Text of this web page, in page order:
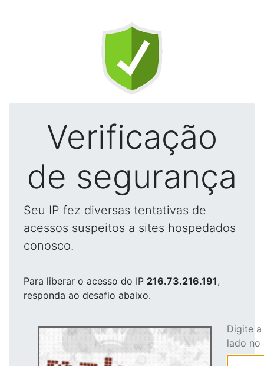
Verificação
de segurança
Seu IP fez diversas tentativas de
acessos suspeitos a sites hospedados
conosco.
Para liberar o acesso do IP 216.73.216.191,
responda ao desafio abaixo.
Digite
lado no